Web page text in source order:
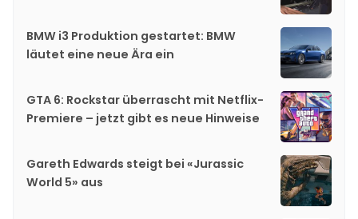
BMW i3 Produktion gestartet: BMW
läutet eine neue Ära ein
GTA 6: Rockstar überrascht mit Netflix-
Premiere – jetzt gibt es neue Hinweise
Gareth Edwards steigt bei «Jurassic
World 5» aus